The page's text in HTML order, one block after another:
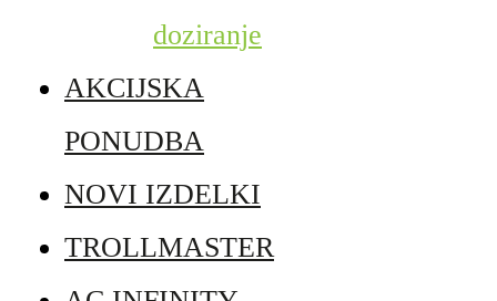
doziranje
AKCIJSKA
PONUDBA
NOVI IZDELKI
TROLLMASTER